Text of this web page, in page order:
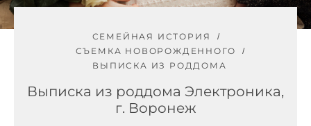
СЕМЕЙНАЯ ИСТОРИЯ
СЪЕМКА НОВОРОЖДЕННОГО
ВЫПИСКА ИЗ РОДДОМА
Выписка из роддома Электроника,
г. Воронеж